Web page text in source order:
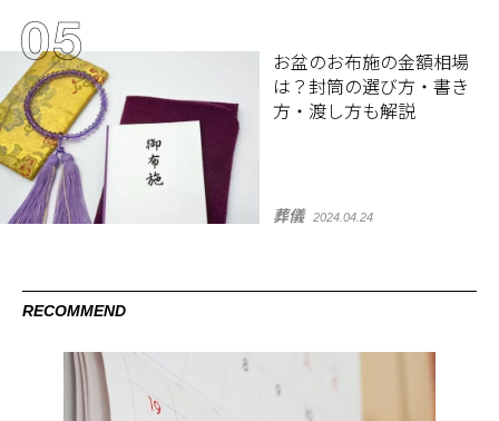
お盆のお布施の金額相場
は？封筒の選び方・書き
方・渡し方も解説
葬儀 2024.04.24
RECOMMEND